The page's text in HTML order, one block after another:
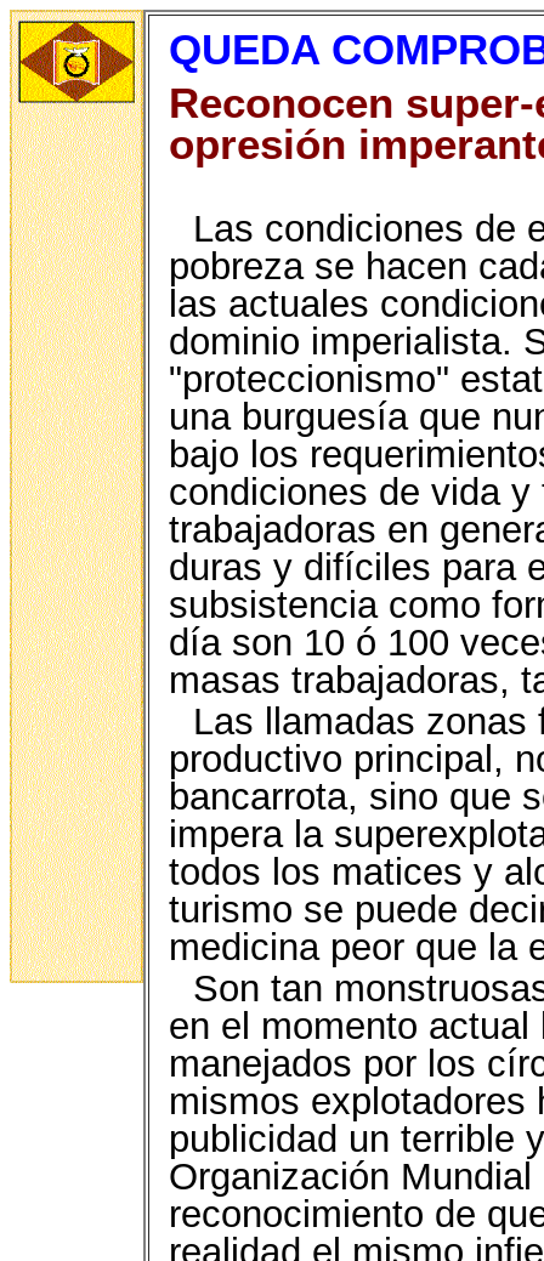
QUEDA
Reconocen
opresión
Las condiciones de
pobreza se hacen
las actuales
dominio imperialista.
"proteccionismo"
una burguesía que
bajo los
condiciones de vida
trabajadoras en
duras y difíciles para
subsistencia como
día son 10 ó 100
masas trabajadoras,
Las llamadas
productivo principal,
bancarrota, sino que
impera la
todos los matices y
turismo se puede
medicina peor que la
Son tan
en el momento
manejados por los
mismos explotadores
publicidad un terrible
Organización
reconocimiento de
realidad el mismo